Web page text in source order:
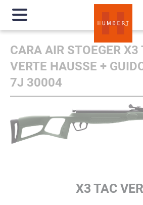
CARA AIR STOEGER
VERTE HAUSSE +
7J 30004
X3 TAC